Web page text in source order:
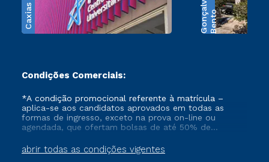
B
e
n
t
o
G
o
n
ç
a
l
v
e
s
Condições Comerciais:
abrir todas as condições vigentes
*A condição promocional referente à matrícula –
aplica-se aos candidatos aprovados em todas as
formas de ingresso, exceto na prova on-line ou
agendada, que ofertam bolsas de até 50% de
que ainda não tenham efetivado e/ou não tenham
cancelado ou trancado sua matrícula em uma das